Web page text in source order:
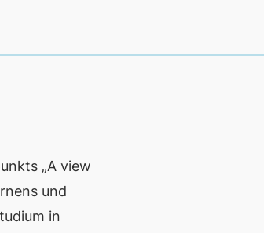
„A view
und
in